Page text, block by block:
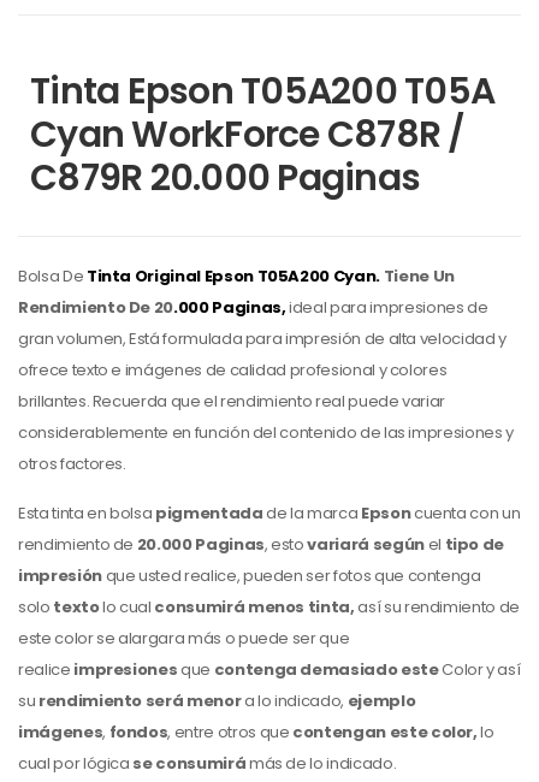
Tinta Epson T05A200 T05A
Cyan WorkForce C878R /
C879R 20.000 Paginas
Bolsa De Tinta Original EpsonT05A200 Cyan. Tiene Un
Rendimiento De 20.000 Paginas,ideal para impresiones de
gran volumen, Está formulada para impresión de alta velocidad y
ofrece texto e imágenes de calidad profesional y colores
brillantes. Recuerda que el rendimiento real puede variar
considerablemente en función del contenido de las impresiones y
otros factores.
Esta tinta en bolsa pigmentadade la marca Epsoncuenta con un
rendimiento de 20.000 Paginas, estovariará segúnel tipo de
impresiónque usted realice, pueden ser fotos que contenga
solo textolo cual consumirá menos tinta,así su rendimiento de
este colorse alargara más o puede ser que
realice impresionesque contenga demasiado esteColory así
su rendimiento será menora lo indicado, ejemplo
imágenes, fondos, entre otros que contengan este color,lo
cual por lógica se consumirámás de lo indicado.